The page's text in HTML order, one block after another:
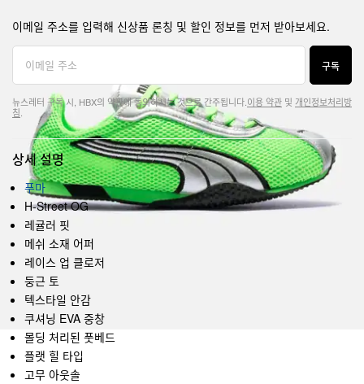
이메일 주소를 입력해 신상품 론칭 및 할인 정보를 먼저 받아보세요.
구독
뉴스레터 구독 시, HBX의 약관에 동의하시는 것으로 간주됩니다. 이용 약관 및 개인정보처리방
침
상세 설명
푸마
H-Street OG
레귤러 핏
메쉬 소재 어퍼
레이스 업 클로저
둥근 토
텍스타일 안감
쿠셔닝 EVA 중창
몰딩 처리된 풋베드
플랫 힐 타입
고무 아웃솔